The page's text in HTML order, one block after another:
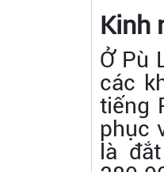
Kinh
Ở Pù
các
tiếng
phục
là